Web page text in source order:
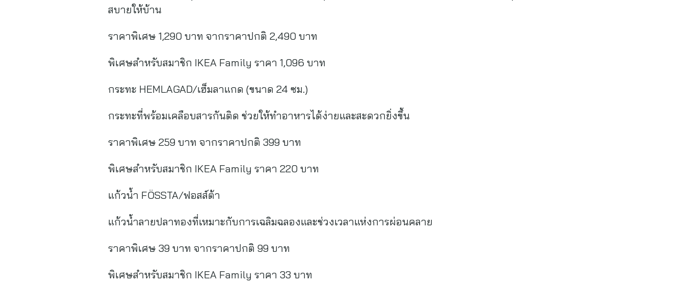
สบายให้บ้าน
ราคาพิเศษ 1,290 บาท จากราคาปกติ 2,490 บาท
พิเศษสำหรับสมาชิก IKEA Family ราคา 1,096 บาท
กระทะ HEMLAGAD/เฮ็มลาแกด (ขนาด 24 ซม.)
กระทะที่พร้อมเคลือบสารกันติด ช่วยให้ทำอาหารได้ง่ายและสะดวกยิ่งขึ้น
ราคาพิเศษ 259 บาท จากราคาปกติ 399 บาท
พิเศษสำหรับสมาชิก IKEA Family ราคา 220 บาท
แก้วน้ำ FÖSSTA/ฟอสส์ต้า
แก้วน้ำลายปลาทองที่เหมาะกับการเฉลิมฉลองและช่วงเวลาแห่งการผ่อนคลาย
ราคาพิเศษ 39 บาท จากราคาปกติ 99 บาท
พิเศษสำหรับสมาชิก IKEA Family ราคา 33 บาท